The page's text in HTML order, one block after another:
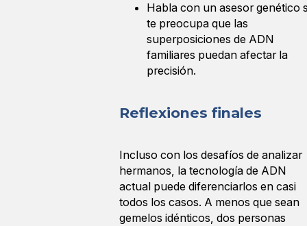
Habla con un asesor genético
te preocupa que las
superposiciones de ADN
familiares puedan afectar la
precisión.
Reflexiones finales
Incluso con los desafíos de analizar
hermanos, la tecnología de ADN
actual puede diferenciarlos en casi
todos los casos. A menos que sean
gemelos idénticos, dos personas